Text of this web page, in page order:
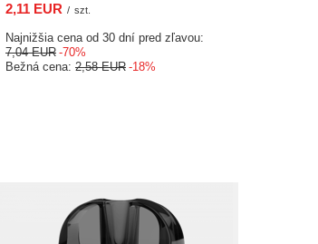
2,11 EUR / szt.
Najnižšia cena od 30 dní pred zľavou:
7,04 EUR -70%
Bežná cena: 2,58 EUR -18%